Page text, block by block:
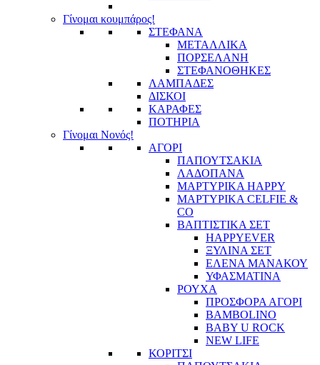
Γίνομαι κουμπάρος!
ΣΤΕΦΑΝΑ
ΜΕΤΑΛΛΙΚΑ
ΠΟΡΣΕΛΑΝΗ
ΣΤΕΦΑΝΟΘΗΚΕΣ
ΛΑΜΠΑΔΕΣ
ΔΙΣΚΟΙ
ΚΑΡΑΦΕΣ
ΠΟΤΗΡΙΑ
Γίνομαι Νονός!
ΑΓΟΡΙ
ΠΑΠΟΥΤΣΑΚΙΑ
ΛΑΔΟΠΑΝΑ
ΜΑΡΤΥΡΙΚΑ HAPPY
ΜΑΡΤΥΡΙΚΑ CELFIE &
CO
ΒΑΠΤΙΣΤΙΚΑ ΣΕΤ
HAPPYEVER
ΞΥΛΙΝΑ ΣΕΤ
ΕΛΕΝΑ ΜΑΝΑΚΟΥ
ΥΦΑΣΜΑΤΙΝΑ
ΡΟΥΧΑ
ΠΡΟΣΦΟΡΑ ΑΓΟΡΙ
BAMBOLINO
BABY U ROCK
NEW LIFE
ΚΟΡΙΤΣΙ